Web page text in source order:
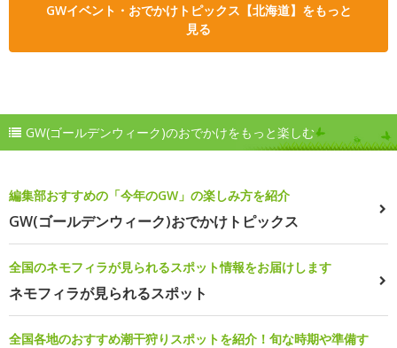
GWイベント・おでかけトピックス【北海道】をもっと
見る
GW(ゴールデンウィーク)のおでかけをもっと楽しむ
編集部おすすめの「今年のGW」の楽しみ方を紹介
GW(ゴールデンウィーク)おでかけトピックス
全国のネモフィラが見られるスポット情報をお届けします
ネモフィラが見られるスポット
全国各地のおすすめ潮干狩りスポットを紹介！旬な時期や準備す